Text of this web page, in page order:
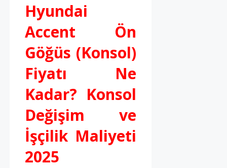
Hyundai
Accent Ön
Göğüs (Konsol)
Fiyatı Ne
Kadar? Konsol
Değişim ve
İşçilik Maliyeti
2025